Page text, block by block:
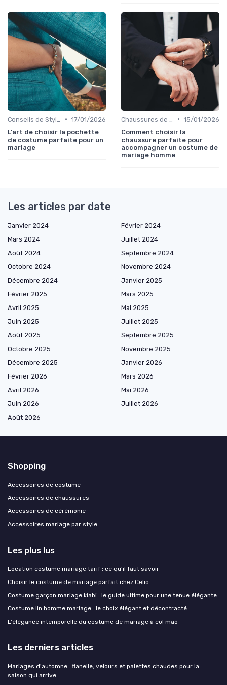
• 17/01/2026
L'art de choisir la pochette
de costume parfaite pour un
mariage
• 15/01/2026
Comment choisir la
chaussure parfaite pour
accompagner un costume de
mariage homme
Les articles par date
Janvier 2024
Février 2024
Mars 2024
Juillet 2024
Août 2024
Septembre 2024
Octobre 2024
Novembre 2024
Décembre 2024
Janvier 2025
Février 2025
Mars 2025
Avril 2025
Mai 2025
Juin 2025
Juillet 2025
Août 2025
Septembre 2025
Octobre 2025
Novembre 2025
Décembre 2025
Janvier 2026
Février 2026
Mars 2026
Avril 2026
Mai 2026
Juin 2026
Juillet 2026
Août 2026
Shopping
Accessoires de costume
Accessoires de chaussures
Accessoires de cérémonie
Accessoires mariage par style
Les plus lus
Location costume mariage tarif : ce qu'il faut savoir
Choisir le costume de mariage parfait chez Celio
Costume garçon mariage kiabi : le guide ultime pour une tenue élégante
Costume lin homme mariage : le choix élégant et décontracté
L'élégance intemporelle du costume de mariage à col mao
Les derniers articles
Mariages d'automne : flanelle, velours et palettes chaudes pour la
saison qui arrive